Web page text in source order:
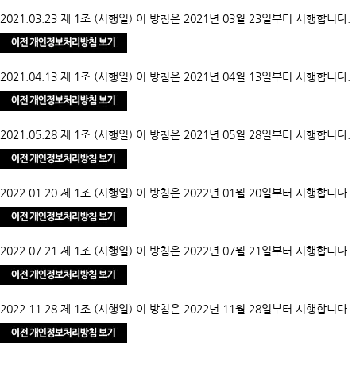
2021.03.23 제 1조 (시행일) 이 방침은 2021년 03월 23일부터 시행합니다.
2021.04.13 제 1조 (시행일) 이 방침은 2021년 04월 13일부터 시행합니다.
2021.05.28 제 1조 (시행일) 이 방침은 2021년 05월 28일부터 시행합니다.
2022.01.20 제 1조 (시행일) 이 방침은 2022년 01월 20일부터 시행합니다.
2022.07.21 제 1조 (시행일) 이 방침은 2022년 07월 21일부터 시행합니다.
2022.11.28 제 1조 (시행일) 이 방침은 2022년 11월 28일부터 시행합니다.